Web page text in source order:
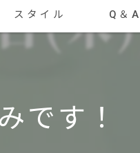
スタイル Q＆A
です！